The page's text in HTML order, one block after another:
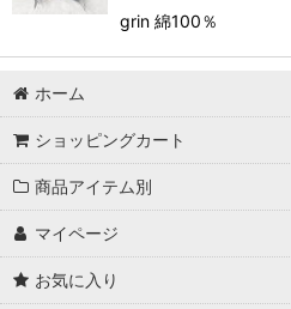
grin 綿100％
ホーム
ショッピングカート
商品アイテム別
マイページ
お気に入り